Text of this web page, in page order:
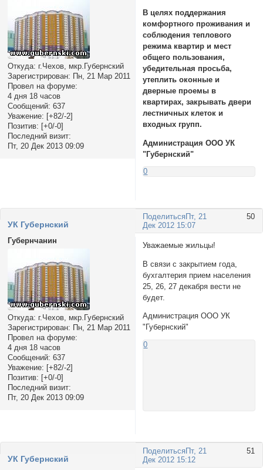
Откуда: г.Чехов, мкр.Губернский
Зарегистрирован: Пн, 21 Мар 2011
Провел на форуме:
4 дня 18 часов
Сообщений: 637
Уважение: [+82/-2]
Позитив: [+0/-0]
Последний визит:
Пт, 20 Дек 2013 09:09
В целях поддержания
комфортного проживания и
соблюдения теплового
режима квартир и мест
общего пользования,
убедительная просьба,
утеплить оконные и
дверные проемы в
квартирах, закрывать двери
лестничных клеток и
входных групп.
Администрация ООО УК
"Губернский"
0
Поделиться 50
Пт, 21
Дек 2012 15:07
УК Губернский
Губернчанин
Откуда: г.Чехов, мкр.Губернский
Зарегистрирован: Пн, 21 Мар 2011
Провел на форуме:
4 дня 18 часов
Сообщений: 637
Уважение: [+82/-2]
Позитив: [+0/-0]
Последний визит:
Пт, 20 Дек 2013 09:09
Уважаемые жильцы!
В связи с закрытием года,
бухгалтерия прием населения
25, 26, 27 декабря вести не
будет.
Администрация ООО УК
"Губернский"
0
Поделиться 51
Пт, 21
Дек 2012 15:12
УК Губернский